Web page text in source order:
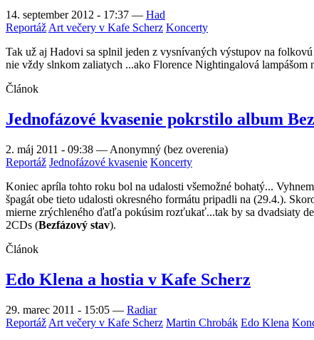
14. september 2012 - 17:37 — Had
Reportáž Art večery v Kafe Scherz Koncerty
Tak už aj Hadovi sa splnil jeden z vysnívaných výstupov na
nie vždy slnkom zaliatych ...ako Florence Nightingalová
Článok
Jednofázové kvasenie pokrstilo album
2. máj 2011 - 09:38 — Anonymný (bez overenia)
Reportáž Jednofázové kvasenie Koncerty
Koniec apríla tohto roku bol na udalosti všemožné bohatý...
špagát obe tieto udalosti okresného formátu pripadli na (29.4.).
mierne zrýchleného ďatľa pokúsim rozťukať...tak by sa dvadsiaty
2CDs (Bezfázový stav).
Článok
Edo Klena a hostia v Kafe Scherz
29. marec 2011 - 15:05 — Radiar
Reportáž Art večery v Kafe Scherz Martin Chrobák Edo Klena